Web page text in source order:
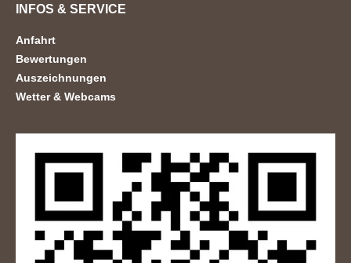
INFOS & SERVICE
Anfahrt
Bewertungen
Auszeichnungen
Wetter & Webcams